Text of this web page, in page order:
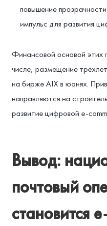
повышение
импульс для развития
Финансовой основой этих
числе, размещение
на бирже AIX в юанях.
направляются на
развитие цифровой e-
Вывод:
почтовый
становится